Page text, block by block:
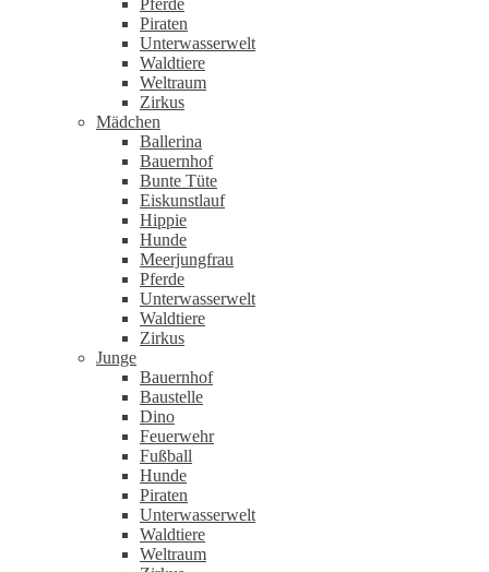
Pferde
Piraten
Unterwasserwelt
Waldtiere
Weltraum
Zirkus
Mädchen
Ballerina
Bauernhof
Bunte Tüte
Eiskunstlauf
Hippie
Hunde
Meerjungfrau
Pferde
Unterwasserwelt
Waldtiere
Zirkus
Junge
Bauernhof
Baustelle
Dino
Feuerwehr
Fußball
Hunde
Piraten
Unterwasserwelt
Waldtiere
Weltraum